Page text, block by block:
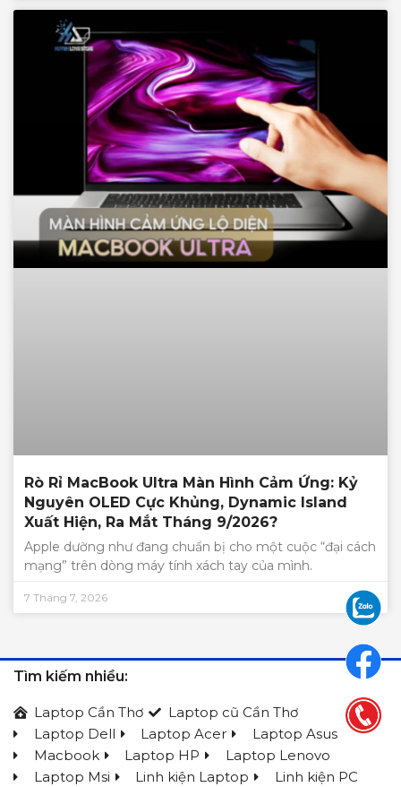
Rò Rỉ MacBook Ultra Màn Hình Cảm Ứng: Kỷ
Nguyên OLED Cực Khủng, Dynamic Island
Xuất Hiện, Ra Mắt Tháng 9/2026?
Apple dường như đang chuẩn bị cho một cuộc “đại cách
mạng” trên dòng máy tính xách tay của mình.
7 Tháng 7, 2026
Tìm kiếm nhiều:
Laptop Cần Thơ
Laptop cũ Cần Thơ
Laptop Dell
Laptop Acer
Laptop Asus
Macbook
Laptop HP
Laptop Lenovo
Laptop Msi
Linh kiện Laptop Linh kiện PC